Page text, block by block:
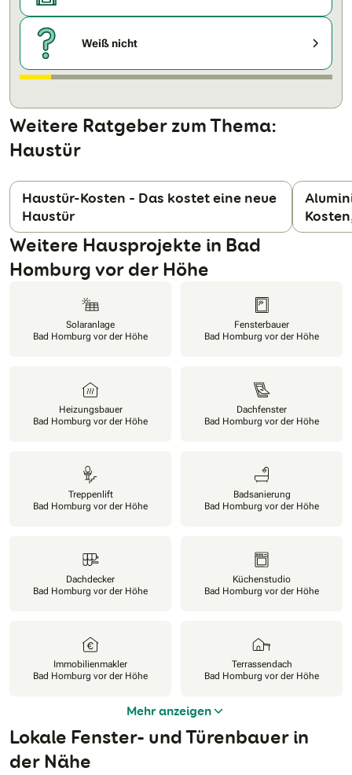
Weiß nicht
Weitere Ratgeber zum Thema:
Haustür
Haustür-Kosten – Das kostet eine neue
Haustür
Weitere Hausprojekte in Bad
Homburg vor der Höhe
Solaranlage
Bad Homburg vor der Höhe
Fensterbauer
Bad Homburg vor der Höhe
Heizungsbauer
Bad Homburg vor der Höhe
Dachfenster
Bad Homburg vor der Höhe
Treppenlift
Bad Homburg vor der Höhe
Badsanierung
Bad Homburg vor der Höhe
Dachdecker
Bad Homburg vor der Höhe
Küchenstudio
Bad Homburg vor der Höhe
Immobilienmakler
Bad Homburg vor der Höhe
Terrassendach
Bad Homburg vor der Höhe
Mehr anzeigen
Lokale Fenster- und Türenbauer in
der Nähe